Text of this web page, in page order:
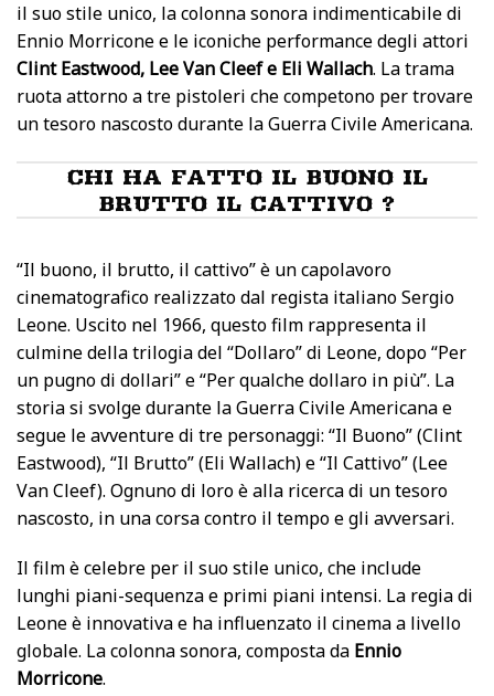
il suo stile unico, la colonna sonora indimenticabile di
Ennio Morricone e le iconiche performance degli attori
Clint Eastwood, Lee Van Cleef e Eli Wallach. La trama
ruota attorno a tre pistoleri che competono per trovare
un tesoro nascosto durante la Guerra Civile Americana.
CHI HA FATTO IL BUONO IL
BRUTTO IL CATTIVO ?
“Il buono, il brutto, il cattivo” è un capolavoro
cinematografico realizzato dal regista italiano Sergio
Leone. Uscito nel 1966, questo film rappresenta il
culmine della trilogia del “Dollaro” di Leone, dopo “Per
un pugno di dollari” e “Per qualche dollaro in più”. La
storia si svolge durante la Guerra Civile Americana e
segue le avventure di tre personaggi: “Il Buono” (Clint
Eastwood), “Il Brutto” (Eli Wallach) e “Il Cattivo” (Lee
Van Cleef). Ognuno di loro è alla ricerca di un tesoro
nascosto, in una corsa contro il tempo e gli avversari.
Il film è celebre per il suo stile unico, che include
lunghi piani-sequenza e primi piani intensi. La regia di
Leone è innovativa e ha influenzato il cinema a livello
globale. La colonna sonora, composta da Ennio
Morricone.